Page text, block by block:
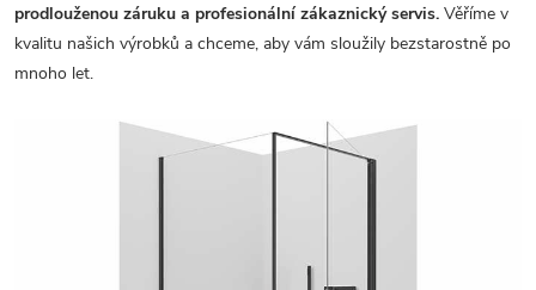
prodlouženou záruku a profesionální zákaznický servis. Věříme v
kvalitu našich výrobků a chceme, aby vám sloužily bezstarostně po
mnoho let.